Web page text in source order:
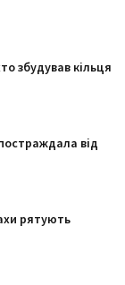
збудував кільця
від
рятують